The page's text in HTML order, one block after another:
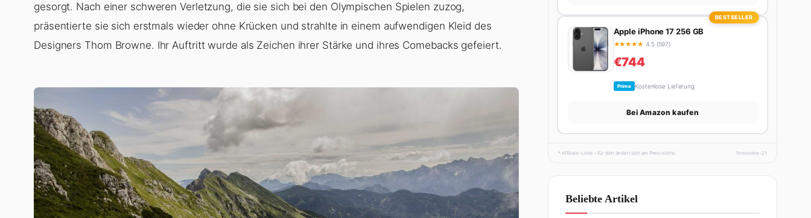
gesorgt. Nach einer schweren Verletzung, die sie sich bei den Olympischen Spielen zuzog,
präsentierte sie sich erstmals wieder ohne Krücken und strahlte in einem aufwendigen Kleid des
Designers Thom Browne. Ihr Auftritt wurde als Zeichen ihrer Stärke und ihres Comebacks gefeiert.
BESTSELLER
Apple iPhone 17 256 GB
★★★★★ 4.5 (597)
€744
Prime Kostenlose Lieferung
Bei Amazon kaufen
* Affiliate-Links – für dich ändert sich am Preis nichts. fhmonline-21
Beliebte Artikel